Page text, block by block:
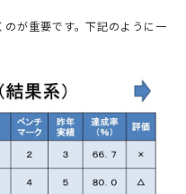
が重要です。下記のように一